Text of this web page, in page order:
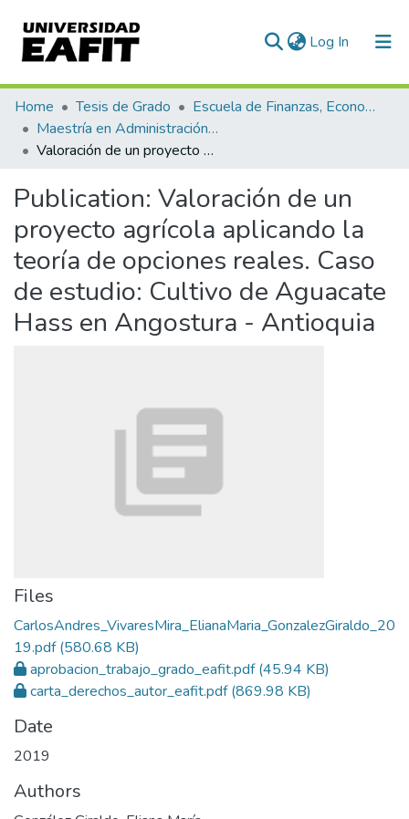
Log In (current)
Communities & Collections
All of DSpace
Home Tesis de Grado
Escuela de Finanzas, Economía y Gobierno
Maestría en Administración Financiera (tesis)
Valoración de un proyecto agrícola aplicando la teoría de opciones reales. Caso de estudio: Cultivo de Aguacate Hass en Angostura - Antioquia
Publication: Valoración de un
proyecto agrícola aplicando la
teoría de opciones reales. Caso
de estudio: Cultivo de Aguacate
Hass en Angostura - Antioquia
Files
CarlosAndres_VivaresMira_ElianaMaria_GonzalezGiraldo_20
19.pdf(580.68 KB)
aprobacion_trabajo_grado_eafit.pdf(45.94 KB)
carta_derechos_autor_eafit.pdf(869.98 KB)
Date
2019
Authors